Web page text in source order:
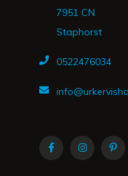
7951 CN
Staphorst
0522476034